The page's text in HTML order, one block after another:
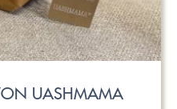
UASHMAMA